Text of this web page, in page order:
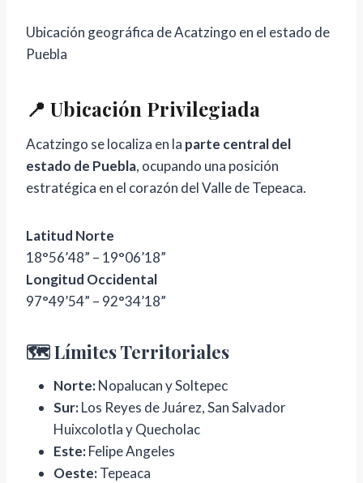
Ubicación geográfica de Acatzingo en el estado de
Puebla
📍 Ubicación Privilegiada
Acatzingo se localiza en la parte central del
estado de Puebla, ocupando una posición
estratégica en el corazón del Valle de Tepeaca.
Latitud Norte
18°56’48” – 19°06’18”
Longitud Occidental
97°49’54” – 92°34’18”
🗺️ Límites Territoriales
Norte:Nopalucan y Soltepec
Sur:Los Reyes de Juárez, San Salvador
Huixcolotla y Quecholac
Este:Felipe Angeles
Oeste:Tepeaca